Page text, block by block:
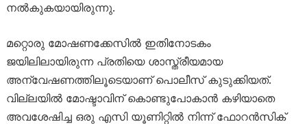
നൽകുകയായിരുന്നു.
മറ്റൊരു മോഷണക്കേസിൽ ഇതിനോടകം
ജയിലിലായിരുന്ന പ്രതിയെ ശാസ്ത്രീയമായ
അന്വേഷണത്തിലൂടെയാണ് പൊലീസ് കുടുക്കിയത്.
വില്ലയിൽ മോഷ്ടാവിന് കൊണ്ടുപോകാൻ കഴിയാതെ
അവശേഷിച്ച ഒരു എസി യൂണിറ്റിൽ നിന്ന് ഫോറൻസിക്